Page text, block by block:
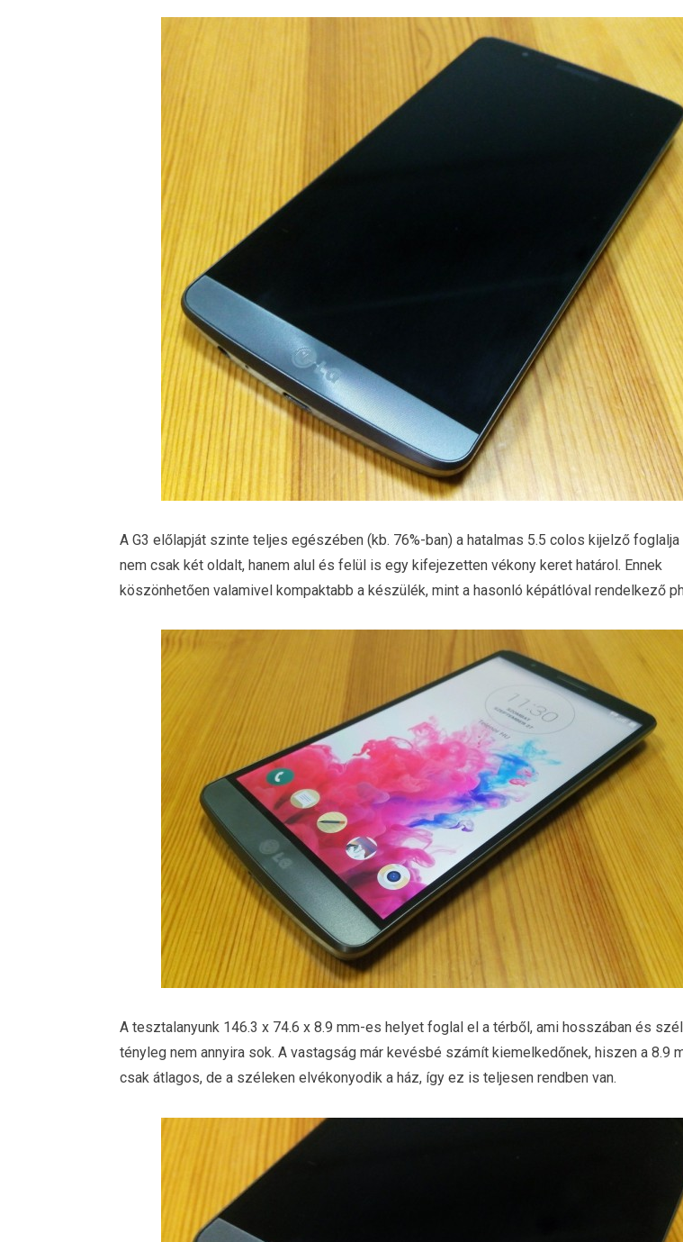
A G3 előlapját szinte teljes egészében (kb. 76%-ban) a hatalmas 5.5 colos kijelző foglalja
nem csak két oldalt, hanem alul és felül is egy kifejezetten vékony keret határol. Ennek
köszönhetően valamivel kompaktabb a készülék, mint a hasonló képátlóval rendelkező
A tesztalanyunk 146.3 x 74.6 x 8.9 mm-es helyet foglal el a térből, ami hosszában és
tényleg nem annyira sok. A vastagság már kevésbé számít kiemelkedőnek, hiszen a 8.9
csak átlagos, de a széleken elvékonyodik a ház, így ez is teljesen rendben van.